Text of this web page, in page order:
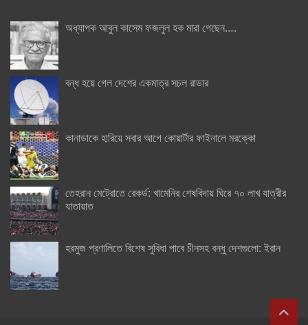
অধ্যাপক আবুল কাসেম ফজলুল হক মারা গেছেন….
বন্ধ হয়ে গেল দেশের একমাত্র সচল রাডার
কানাডাকে হারিয়ে সবার আগে কোয়ার্টার ফাইনালে মরক্কো
তেহরান মেট্রোতে রেকর্ড: খামেনির শেষবিদায় ঘিরে ৭০ লাখ যাত্রীর
যাতায়াত
হরমুজ প্রণালিতে বিশেষ সুবিধা পাবে চীনসহ বন্ধু দেশগুলো: ইরান